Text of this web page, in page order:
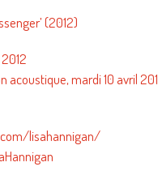
(2012)
acoustique, mardi 10 avril
lisahannigan/